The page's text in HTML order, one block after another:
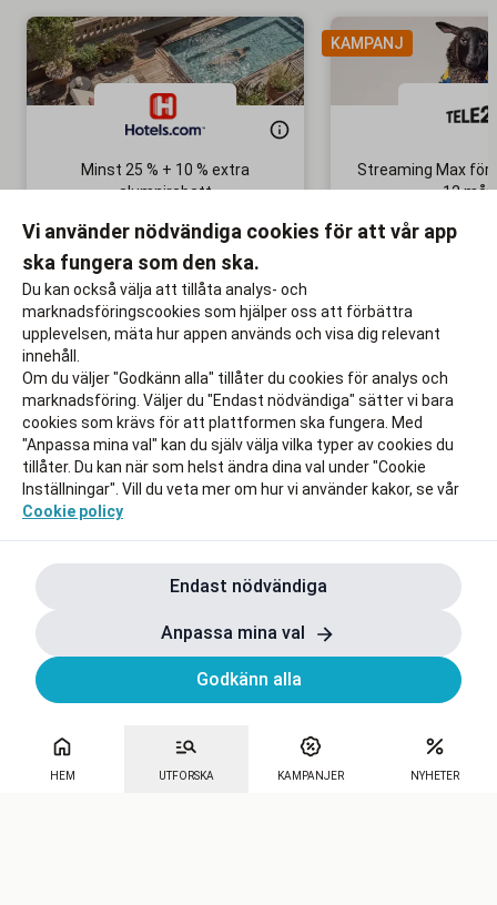
HEM UTFORSKA KAMPANJER NYHETER
Minst 25 % + 10 % extra
alumnirabatt
Till rabatten
KAMPANJ
Streaming Max för
12 mån
Ingen
Vi använder nödvändiga cookies för att vår app
ska fungera som den ska.
Du kan också välja att tillåta analys- och
marknadsföringscookies som hjälper oss att förbättra
upplevelsen, mäta hur appen används och visa dig relevant
innehåll.
Om du väljer "Godkänn alla" tillåter du cookies för analys och
marknadsföring. Väljer du "Endast nödvändiga" sätter vi bara
cookies som krävs för att plattformen ska fungera. Med
"Anpassa mina val" kan du själv välja vilka typer av cookies du
tillåter. Du kan när som helst ändra dina val under "Cookie
Inställningar". Vill du veta mer om hur vi använder kakor, se vår
Cookie policy
Endast nödvändiga
Anpassa mina val
Godkänn alla